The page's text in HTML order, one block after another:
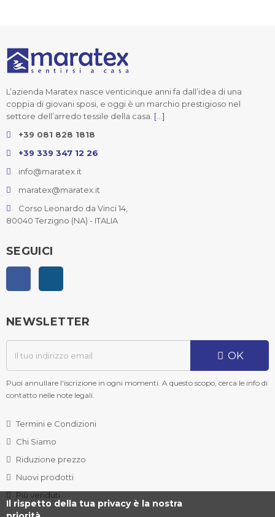
L’azienda Maratex nasce venticinque anni fa dall’idea di una
coppia di giovani sposi, e oggi è un marchio prestigioso nel
settore dell’arredo tessile della casa. [...]
+39 081 828 1818
+39 339 347 12 26
info@maratex.it
maratex@maratex.it
Corso Leonardo da Vinci 14,
80040 Terzigno (NA) - ITALIA
SEGUICI
NEWSLETTER
OK
Puoi annullare l'iscrizione in ogni momenti. A questo scopo, cerca le info di
contatto nelle note legali.
Termini e Condizioni
Chi Siamo
Riduzione prezzo
Nuovi prodotti
Più venduti
Il rispetto della tua privacy è la nostra